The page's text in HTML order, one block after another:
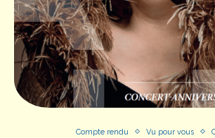
Compte rendu Vu pour vous